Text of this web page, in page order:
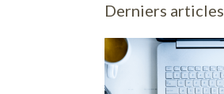
Derniers articles